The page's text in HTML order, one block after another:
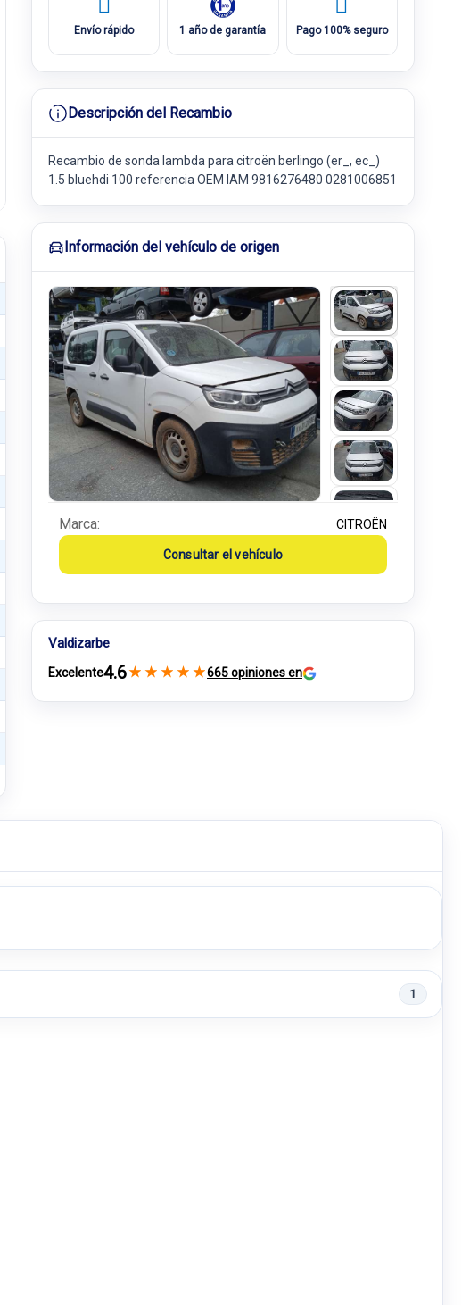
Envío rápido 1 año de garantía Pago 100% seguro
Descripción del Recambio
Recambio de sonda lambda para citroën berlingo (er_, ec_)
1.5 bluehdi 100 referencia OEM IAM 9816276480 0281006851
Información del vehículo de origen
Marca: CITROËN
Consultar el vehículo
Valdizarbe
Excelente4.6★ ★ ★ ★ ★665 opiniones en
1